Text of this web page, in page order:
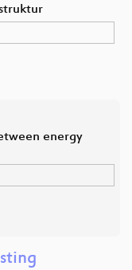
energy